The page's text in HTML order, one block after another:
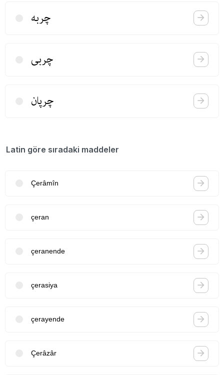
چربه
چربی
چرپان
Latin göre sıradaki maddeler
Çerâmîn
çeran
çeranende
çerasiya
çerayende
Çerâzâr